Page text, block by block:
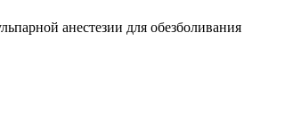
анестезии для обезболивания